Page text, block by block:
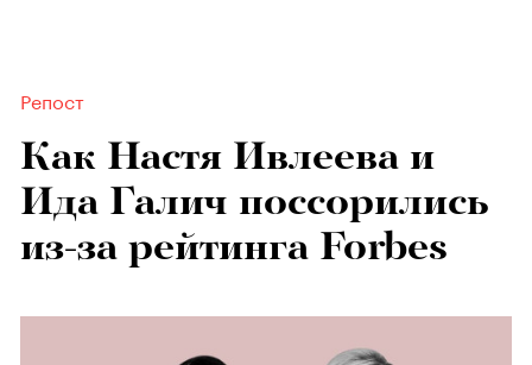
Репост
Как Настя Ивлеева и
Ида Галич поссорились
из-за рейтинга Forbes